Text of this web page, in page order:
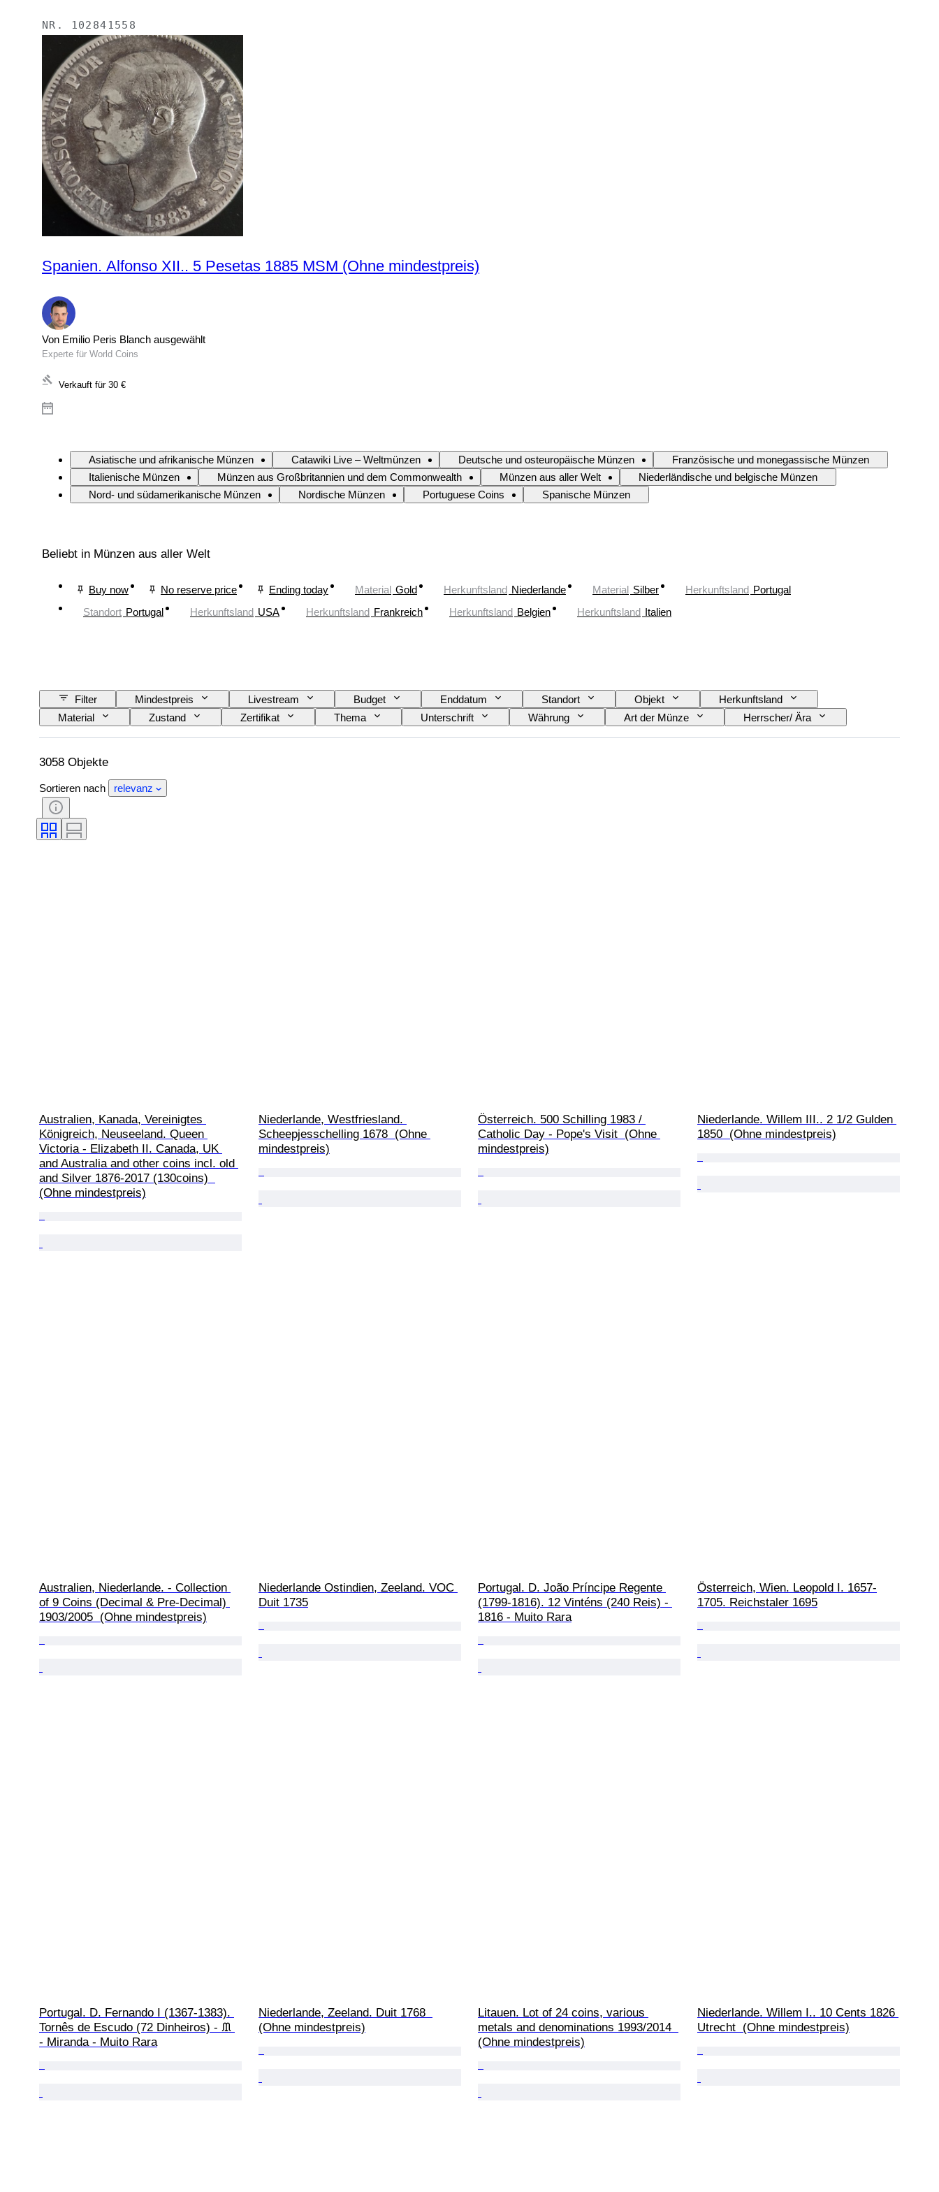
NR. 102841558
Spanien. Alfonso XII.. 5 Pesetas 1885 MSM (Ohne mindestpreis)
Von Emilio Peris Blanch ausgewählt
Experte für World Coins
Verkauft für 30 €
Asiatische und afrikanische Münzen Catawiki Live – Weltmünzen Deutsche und osteuropäische Münzen
Französische und monegassische Münzen
Italienische Münzen
Münzen aus Großbritannien und dem Commonwealth Münzen aus aller Welt
Niederländische und belgische Münzen
Nord- und südamerikanische Münzen
Nordische Münzen Portuguese Coins Spanische Münzen
Beliebt in Münzen aus aller Welt
Buy now No reserve price Ending today Material Gold Herkunftsland Niederlande Material Silber Herkunftsland Portugal
Standort Portugal Herkunftsland USA Herkunftsland Frankreich Herkunftsland Belgien Herkunftsland Italien
Filter Mindestpreis Livestream Budget Enddatum Standort Objekt
Herkunftsland
Material
Zustand Zertifikat Thema Unterschrift Währung Art der Münze
Herrscher/ Ära
Epoche
Künstler
3058 Objekte
Sortieren nach relevanz
Australien, Kanada, Vereinigtes
Königreich, Neuseeland. Queen
Victoria - Elizabeth II. Canada, UK
and Australia and other coins incl. old
and Silver 1876-2017 (130coins)
(Ohne mindestpreis)
Niederlande, Westfriesland.
Scheepjesschelling 1678  (Ohne
mindestpreis)
Österreich. 500 Schilling 1983 /
Catholic Day - Pope's Visit  (Ohne
mindestpreis)
Niederlande. Willem III.. 2 1/2 Gulden
1850  (Ohne mindestpreis)
Australien, Niederlande. - Collection
of 9 Coins (Decimal & Pre-Decimal)
1903/2005  (Ohne mindestpreis)
Niederlande Ostindien, Zeeland. VOC
Duit 1735
Portugal. D. João Príncipe Regente
(1799-1816). 12 Vinténs (240 Reis) -
1816 - Muito Rara
Österreich, Wien. Leopold I. 1657-
1705. Reichstaler 1695
Portugal. D. Fernando I (1367-1383).
Tornês de Escudo (72 Dinheiros) - ᙢ
- Miranda - Muito Rara
Niederlande, Zeeland. Duit 1768
(Ohne mindestpreis)
Litauen. Lot of 24 coins, various
metals and denominations 1993/2014
(Ohne mindestpreis)
Niederlande. Willem I.. 10 Cents 1826
Utrecht  (Ohne mindestpreis)